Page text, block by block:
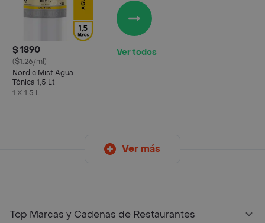
$ 1890
($1.26/ml)
Nordic Mist Agua
Tónica 1,5 Lt
1 X 1.5 L
Ver todos
Ver más
Top Marcas y Cadenas de Restaurantes